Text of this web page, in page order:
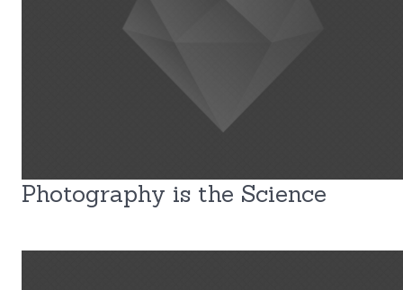
Photography is the Science